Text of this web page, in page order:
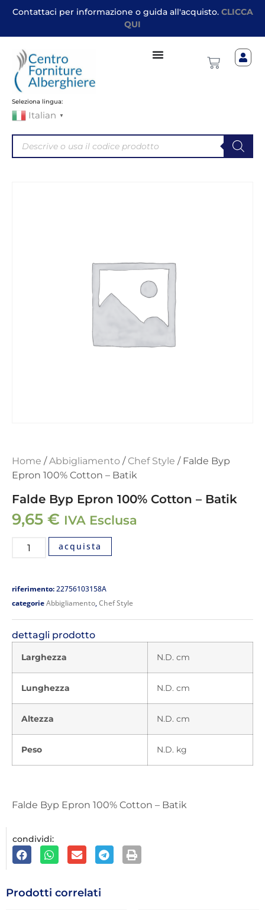
Contattaci per informazione o guida all'acquisto. CLICCA
QUI
Seleziona lingua:
Italian ▼
Home /Abbigliamento / Chef Style / Falde Byp
Epron 100% Cotton – Batik
Falde Byp Epron 100% Cotton – Batik
9,65 € IVA Esclusa
acquista
riferimento:22756103158A
categorieAbbigliamento,Chef Style
dettagli prodotto
Larghezza N.D. cm
Lunghezza N.D. cm
Altezza N.D. cm
Peso N.D. kg
Falde Byp Epron 100% Cotton – Batik
condividi:
Prodotti correlati